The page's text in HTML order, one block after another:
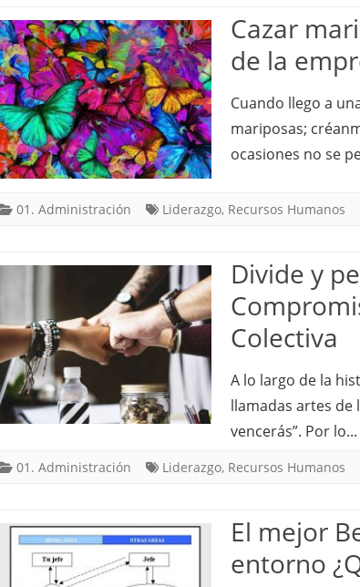
Cazar
de la
Cuando llego a
mariposas;
ocasiones no se
01. Administración Liderazgo, Recursos Humanos
Divide y
Colectiva
A lo largo de la
llamadas artes de
vencerás”. Por lo...
01. Administración Liderazgo, Recursos Humanos
El mejor
entorno